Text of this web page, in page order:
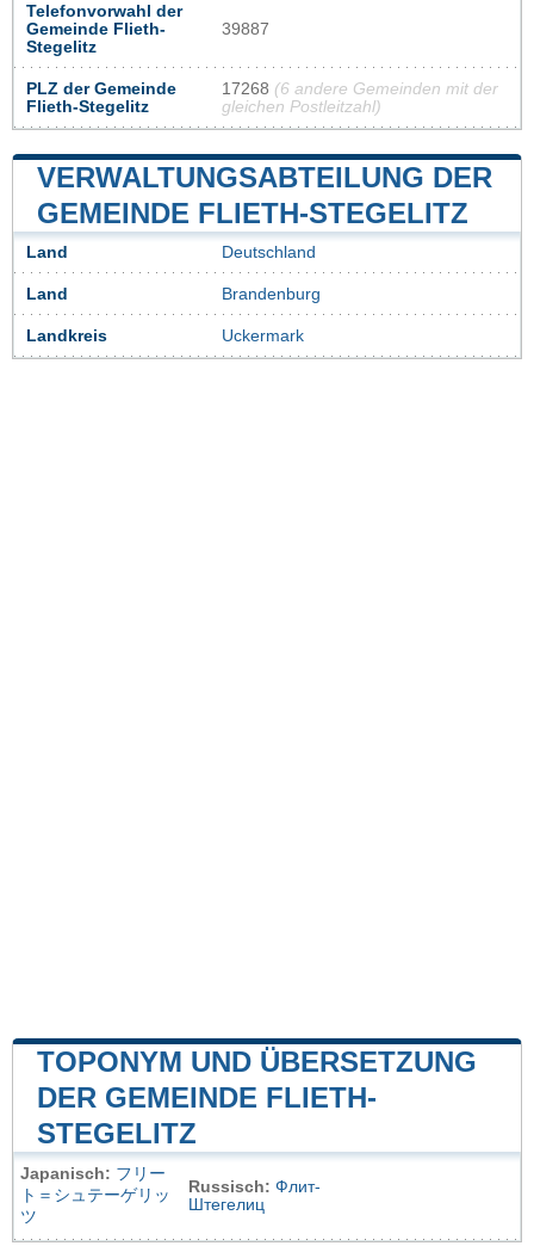
Telefonvorwahl der
Gemeinde Flieth-
Stegelitz
39887
PLZ der Gemeinde
Flieth-Stegelitz
17268 (6 andere Gemeinden mit der
gleichen Postleitzahl)
VERWALTUNGSABTEILUNG DER
GEMEINDE FLIETH-STEGELITZ
Land Deutschland
Land Brandenburg
Landkreis Uckermark
TOPONYM UND ÜBERSETZUNG
DER GEMEINDE FLIETH-
STEGELITZ
Japanisch: フリー
ト＝シュテーゲリッ
ツ
Russisch: Флит-
Штегелиц